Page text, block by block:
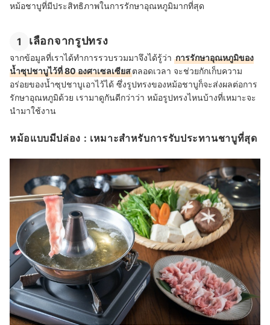
หม้อชาบูที่มีประสิทธิภาพในการรักษาอุณหภูมิมากที่สุด
1 เลือกจากรูปทรง
จากข้อมูลที่เราได้ทำการรวบรวมมาจึงได้รู้ว่า การรักษาอุณหภูมิของ
น้ำซุปชาบูไว้ที่ 80 องศาเซลเซียสตลอดเวลา จะช่วยกักเก็บความ
อร่อยของน้ำซุปชาบูเอาไว้ได้ ซึ่งรูปทรงของหม้อชาบูก็จะส่งผลต่อการ
รักษาอุณหภูมิด้วย เรามาดูกันดีกว่าว่า หม้อรูปทรงไหนบ้างที่เหมาะจะ
นำมาใช้งาน
หม้อแบบมีปล่อง : เหมาะสำหรับการรับประทานชาบูที่สุด